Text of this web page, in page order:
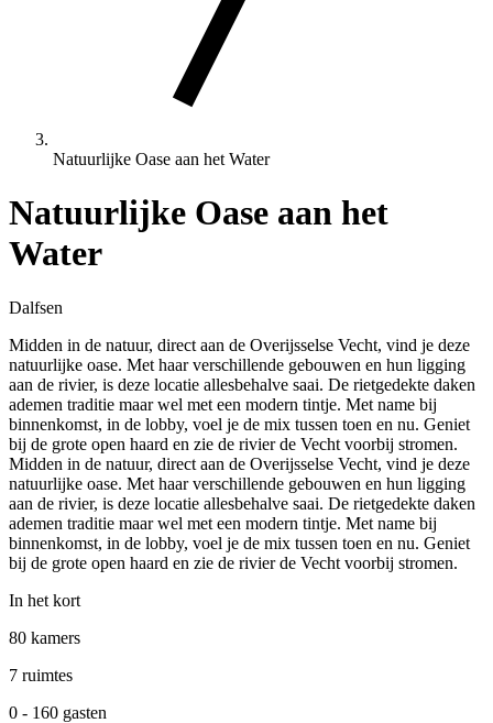
Natuurlijke Oase aan het Water
Natuurlijke Oase aan het
Water
Dalfsen
Midden in de natuur, direct aan de Overijsselse Vecht, vind je deze
natuurlijke oase. Met haar verschillende gebouwen en hun ligging
aan de rivier, is deze locatie allesbehalve saai. De rietgedekte daken
ademen traditie maar wel met een modern tintje. Met name bij
binnenkomst, in de lobby, voel je de mix tussen toen en nu. Geniet
bij de grote open haard en zie de rivier de Vecht voorbij stromen.
Midden in de natuur, direct aan de Overijsselse Vecht, vind je deze
natuurlijke oase. Met haar verschillende gebouwen en hun ligging
aan de rivier, is deze locatie allesbehalve saai. De rietgedekte daken
ademen traditie maar wel met een modern tintje. Met name bij
binnenkomst, in de lobby, voel je de mix tussen toen en nu. Geniet
bij de grote open haard en zie de rivier de Vecht voorbij stromen.
In het kort
80 kamers
7 ruimtes
0 - 160 gasten